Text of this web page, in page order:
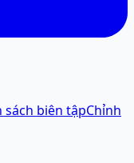
sách biên tậpChỉnh